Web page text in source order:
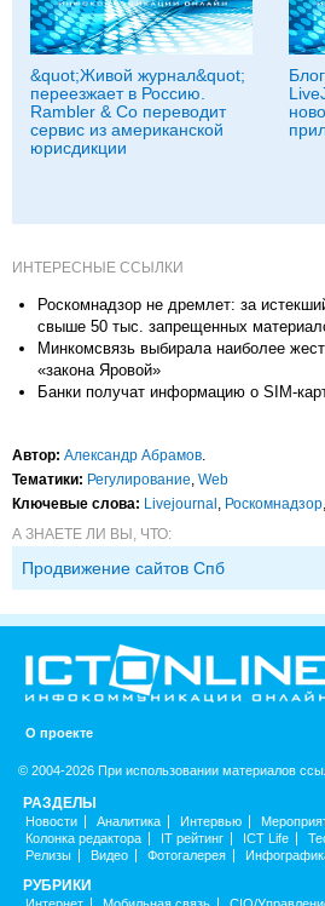
&quot;Живой журнал&quot;
переезжает в Россию.
Rambler & Co переводит
сервис из американской
юрисдикции
ИНТЕРЕСНЫЕ ССЫЛКИ
Роскомнадзор не дремлет: за
свыше 50 тыс. запрещенных
Минкомсвязь выбирала наиболее
«закона Яровой»
Банки получат информацию о SIM-
Автор: Александр Абрамов
Тематики: Регулирование Web
Ключевые слова: Livejournal Роскомнадзор
А ЗНАЕТЕ ЛИ ВЫ, ЧТО:
Продвижение сайтов Спб
О проекте
© 2004-2026 При использовании материалов
РАЗДЕЛЫ
Новости Аналитика Интервью
Колонка редактора
IT рейтинг ICT Life
Релизы
Видео Фотогалерея
РУБРИКИ